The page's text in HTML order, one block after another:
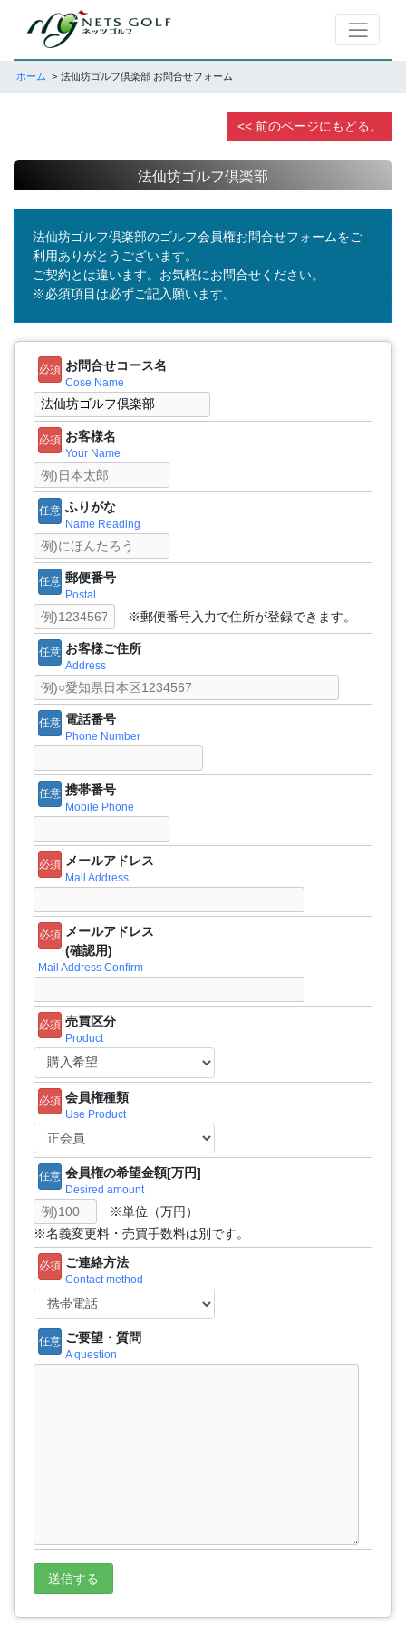
ホーム 法仙坊ゴルフ倶楽部 お問合せフォーム
<< 前のページにもどる。
法仙坊ゴルフ倶楽部
法仙坊ゴルフ倶楽部のゴルフ会員権お問合せフォームをご
利用ありがとうございます。
ご契約とは違います。お気軽にお問合せください。
※必須項目は必ずご記入願います。
必須 お問合せコース名
Cose Name
必須 お客様名
Your Name
任意 ふりがな
Name Reading
任意 郵便番号
Postal
※郵便番号入力で住所が登録できます。
任意 お客様ご住所
Address
任意 電話番号
Phone Number
任意 携帯番号
Mobile Phone
必須 メールアドレス
Mail Address
必須 メールアドレス
(確認用)
Mail Address Confirm
必須 売買区分
Product
必須 会員権種類
Use Product
任意 会員権の希望金額[万円]
Desired amount
※単位（万円）
※名義変更料・売買手数料は別です。
必須 ご連絡方法
Contact method
任意 ご要望・質問
A question